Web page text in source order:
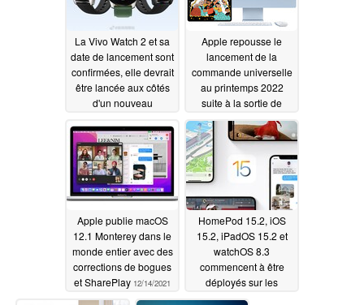
La Vivo Watch 2 et sa
date de lancement sont
confirmées, elle devrait
être lancée aux côtés
d'un nouveau
Apple repousse le
lancement de la
commande universelle
au printemps 2022
suite à la sortie de
nouveaux OS12/14/2021
Apple publie macOS
12.1 Monterey dans le
monde entier avec des
corrections de bogues
et SharePlay 12/14/2021
HomePod 15.2, iOS
15.2, iPadOS 15.2 et
watchOS 8.3
commencent à être
déployés sur les
appareils Apple